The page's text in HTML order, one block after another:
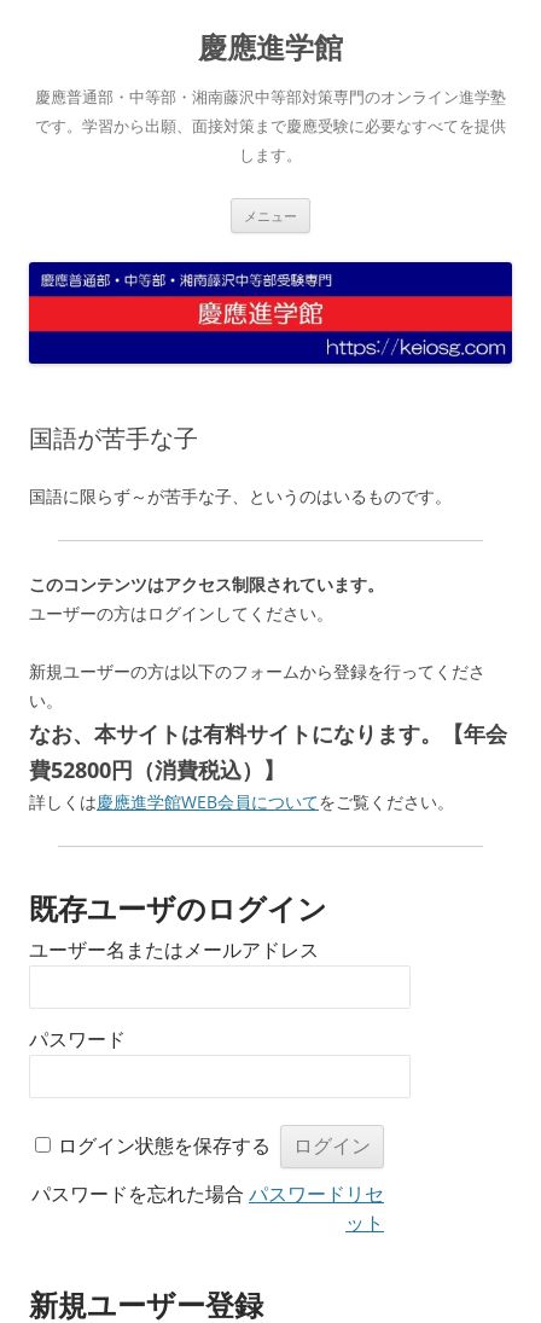
へ
ス
キ
慶應進学館
慶應普通部・中等部・湘南藤沢中等部対策専門のオンライン進学塾
です。学習から出願、面接対策まで慶應受験に必要なすべてを提供
します。
メニュー
国語が苦手な子
国語に限らず～が苦手な子、というのはいるものです。
このコンテンツはアクセス制限されています。
ユーザーの方はログインしてください。
新規ユーザーの方は以下のフォームから登録を行ってくださ
い。
なお、本サイトは有料サイトになります。【年会
費52800円（消費税込）】
詳しくは慶應進学館WEB会員についてをご覧ください。
既存ユーザのログイン
ユーザー名またはメールアドレス
パスワード
ログイン状態を保存する
パスワードを忘れた場合 パスワードリセ
ット
新規ユーザー登録